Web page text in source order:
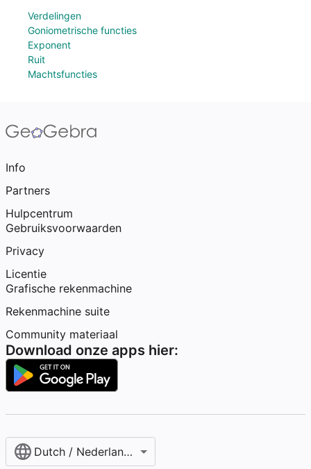
Verdelingen
Goniometrische functies
Exponent
Ruit
Machtsfuncties
Info
Partners
Hulpcentrum
Gebruiksvoorwaarden
Privacy
Licentie
Grafische rekenmachine
Rekenmachine suite
Community materiaal
Download onze apps hier:
Dutch / Nederlands‎ (België)‎